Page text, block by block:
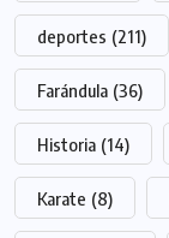
deportes (211)
Farándula (36)
Historia (14)
Karate (8)